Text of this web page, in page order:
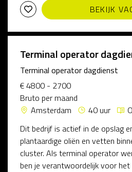
BEKIJK
Terminal operator
Terminal operator dagdienst
€ 4800 - 2700
Bruto per maand
Amsterdam
40 uur
Dit bedrijf is actief in de opslag
plantaardige oliën en vetten
cluster. Als terminal operator
ben je verantwoordelijk voor het